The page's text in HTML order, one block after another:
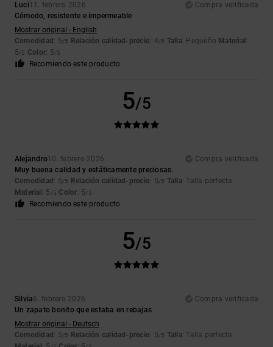
Luci11. febrero 2026
Compra verificada
Cómodo, resistente e impermeable
Mostrar original - English
Comodidad : 5/5 Relación calidad-precio: 4/5 Talla: Pequeño Material :
5/5 Color: 5/5
Recomiendo este producto
5/5
Alejandro10. febrero 2026
Compra verificada
Muy buena calidad y estáticamente preciosas.
Comodidad : 5/5 Relación calidad-precio: 5/5 Talla: Talla perfecta
Material : 5 /5 Color: 5/5
Recomiendo este producto
5/5
Silvia6. febrero 2026
Compra verificada
Un zapato bonito que estaba en rebajas
Mostrar original - Deutsch
Comodidad : 5/5 Relación calidad-precio: 5/5 Talla: Talla perfecta